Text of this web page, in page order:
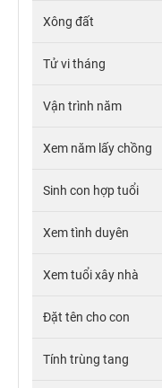
Xông đất
Tử vi tháng
Vận trình năm
Xem năm lấy chồng
Sinh con hợp tuổi
Xem tình duyên
Xem tuổi xây nhà
Đặt tên cho con
Tính trùng tang